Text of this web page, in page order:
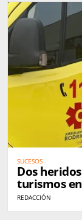
SUCESOS
Dos
turismos
REDACCIÓN